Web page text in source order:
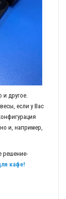
и другое.
если у Вас
и, например,
решение-
кафе!